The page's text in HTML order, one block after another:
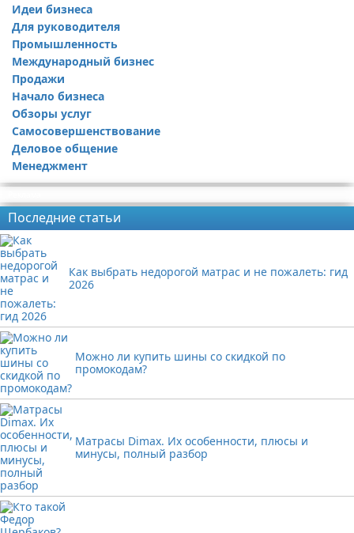
Идеи бизнеса
Для руководителя
Промышленность
Международный бизнес
Продажи
Начало бизнеса
Обзоры услуг
Самосовершенствование
Деловое общение
Менеджмент
Последние статьи
Как выбрать недорогой матрас и не пожалеть: гид
2026
Можно ли купить шины со скидкой по
промокодам?
Матрасы Dimax. Их особенности, плюсы и
минусы, полный разбор